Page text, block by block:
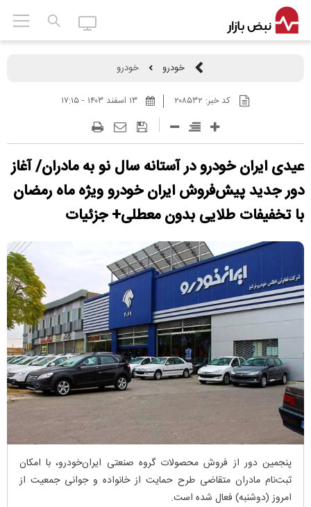
خودرو خودرو
کد خبر: ۲۰۸۵۳۲
عیدی ایران خودرو در آستانه سال نو به مادران/ آغاز
دور جدید پیش‌فروش ایران خودرو ویژه ماه رمضان
با تخفیفات طلایی بدون معطلی+ جزئیات
پنجمین دور از فروش محصولات گروه صنعتی ایران‌خودرو، با امکان
ثبت‌نام مادران متقاضی طرح حمایت از خانواده و جوانی جمعیت از
امروز (دوشنبه) فعال شده است.